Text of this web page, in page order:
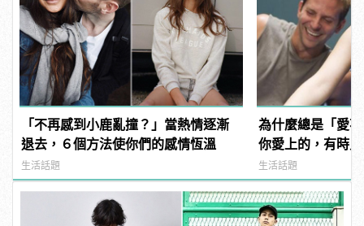
「不再感到小鹿亂撞？」當熱情逐漸
退去，６個方法使你們的感情恆溫
生活話題
為什麼總是「愛
你愛上的，有時
情」！ |
生活話題